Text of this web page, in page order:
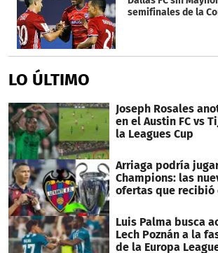
semifinales de la
LO ÚLTIMO
Joseph Rosales
en el Austin FC vs
la Leagues Cup
Arriaga podría
Champions: las
ofertas que recibió
Luis Palma busca
Lech Poznán a la
de la Europa